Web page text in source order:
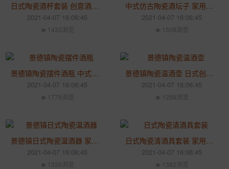
日式陶瓷酒杯套装 创意酒壶 家用仿古分酒壶烈酒杯酒具套装
2021-04-07 16:06:45
1433浏览
中式仿古陶瓷酒坛子 家用密封空酒瓶酒缸 创意空酒器酒罐
2021-04-07 16:06:45
1508浏览
景德镇陶瓷摆件酒瓶 中式创意十二生肖酒壶 家用个性酒坛
2021-04-07 16:06:45
1779浏览
景德镇陶瓷温酒壶 日式创意温酒壶白酒 家用清酒带酒杯酒具
2021-04-07 16:06:45
1268浏览
景德镇日式陶瓷温酒器 家用仿古酒具套装 黄酒白酒杯烫热温酒壶
2021-04-07 16:06:45
1339浏览
日式陶瓷清酒具套装 家用清酒壶 复古酒杯分酒器温酒壶
2021-04-07 16:06:45
1382浏览